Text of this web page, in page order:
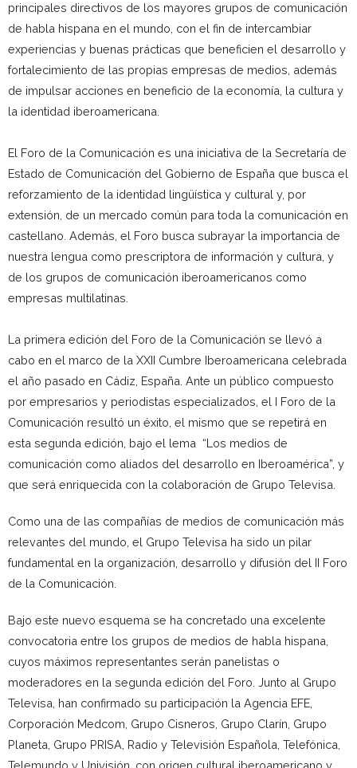
principales directivos de los mayores grupos de comunicación
de habla hispana en el mundo, con el fin de intercambiar
experiencias y buenas prácticas que beneficien el desarrollo y
fortalecimiento de las propias empresas de medios, además
de impulsar acciones en beneficio de la economía, la cultura y
la identidad iberoamericana.
El Foro de la Comunicación es una iniciativa de la Secretaría de
Estado de Comunicación del Gobierno de España que busca el
reforzamiento de la identidad lingüística y cultural y, por
extensión, de un mercado común para toda la comunicación en
castellano. Además, el Foro busca subrayar la importancia de
nuestra lengua como prescriptora de información y cultura, y
de los grupos de comunicación iberoamericanos como
empresas multilatinas.
La primera edición del Foro de la Comunicación se llevó a
cabo en el marco de la XXII Cumbre Iberoamericana celebrada
el año pasado en Cádiz, España. Ante un público compuesto
por empresarios y periodistas especializados, el I Foro de la
Comunicación resultó un éxito, el mismo que se repetirá en
esta segunda edición, bajo el lema “Los medios de
comunicación como aliados del desarrollo en Iberoamérica”, y
que será enriquecida con la colaboración de Grupo Televisa.
Como una de las compañías de medios de comunicación más
relevantes del mundo, el Grupo Televisa ha sido un pilar
fundamental en la organización, desarrollo y difusión del II Foro
de la Comunicación.
Bajo este nuevo esquema se ha concretado una excelente
convocatoria entre los grupos de medios de habla hispana,
cuyos máximos representantes serán panelistas o
moderadores en la segunda edición del Foro. Junto al Grupo
Televisa, han confirmado su participación la Agencia EFE,
Corporación Medcom, Grupo Cisneros, Grupo Clarín, Grupo
Planeta, Grupo PRISA, Radio y Televisión Española, Telefónica,
Telemundo y Univisión, con origen cultural iberoamericano y